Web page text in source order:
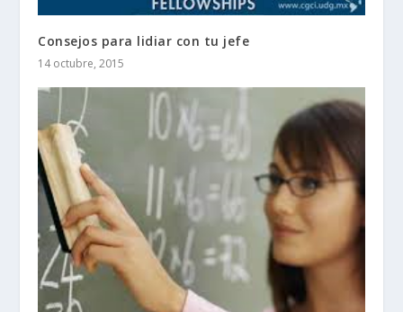
Consejos para lidiar con tu jefe
14 octubre, 2015